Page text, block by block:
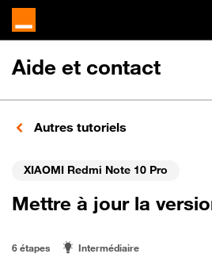
Aide et contact
Autres tutoriels
XIAOMI Redmi Note 10 Pro
Mettre à jour la
6 étapes Intermédiaire